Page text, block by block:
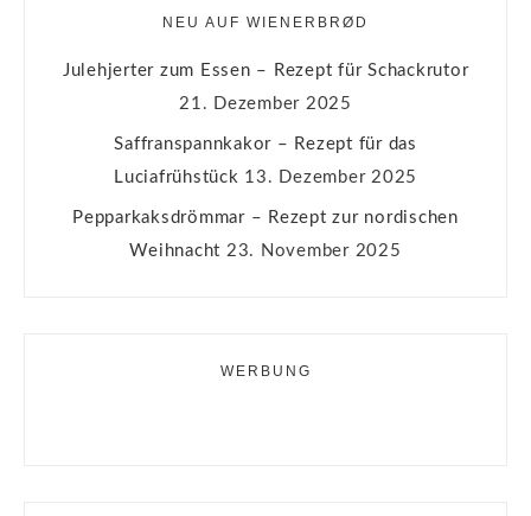
NEU AUF WIENERBRØD
Julehjerter zum Essen – Rezept für Schackrutor
21. Dezember 2025
Saffranspannkakor – Rezept für das
Luciafrühstück 13. Dezember 2025
Pepparkaksdrömmar – Rezept zur nordischen
Weihnacht 23. November 2025
WERBUNG